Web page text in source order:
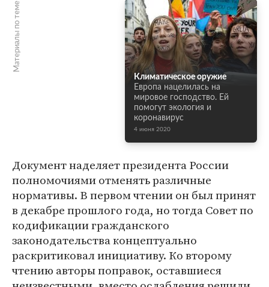
Материалы по теме
Климатическое оружие
Европа нацелилась на
мировое господство. Ей
помогут экология и
коронавирус
4 июня 2020
Документ наделяет президента России
полномочиями отменять различные
нормативы. В первом чтении он был принят
в декабре прошлого года, но тогда Совет по
кодификации гражданского
законодательства концептуально
раскритиковал инициативу. Ко второму
чтению авторы поправок, оставшиеся